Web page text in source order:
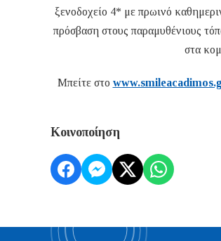
ξενοδοχείο 4* με πρωινό
πρόσβαση στους παραμυθένιους
στα
Μπείτε στο
Κοινοποίηση